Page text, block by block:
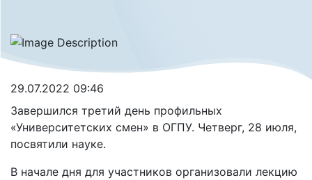
29.07.2022 09:46
Завершился третий день профильных
«Университетских смен» в ОГПУ. Четверг, 28 июля,
посвятили науке.
В начале дня для участников организовали лекцию